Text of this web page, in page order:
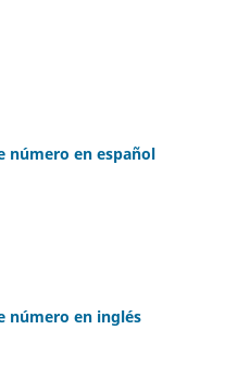
número en español
número en inglés